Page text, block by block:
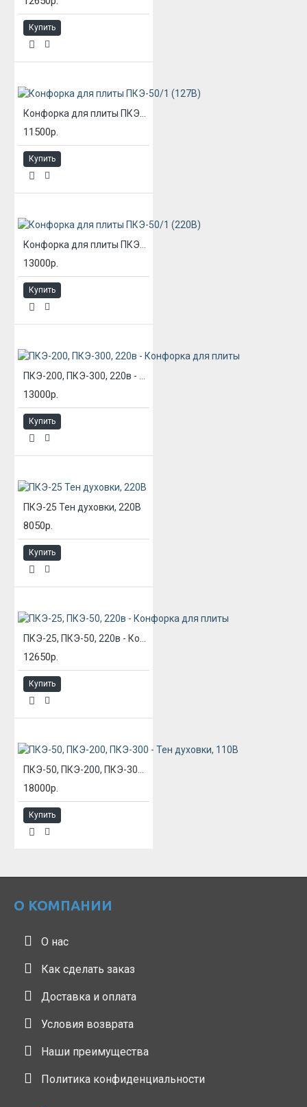
Купить
11500р.
Купить
13000р.
Купить
13000р.
Купить
ПКЭ-25 Тен духовки, 220В
8050р.
Купить
12650р.
Купить
18000р.
Купить
О КОМПАНИИ
О нас
Как сделать заказ
Доставка и оплата
Условия возврата
Наши преимущества
Политика конфиденциальности